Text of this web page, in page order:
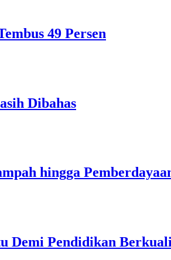
49 Persen
Dibahas
hingga
Demi Pendidikan